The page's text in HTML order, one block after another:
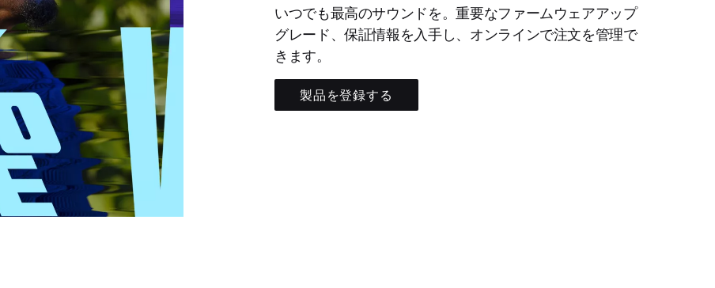
いつでも最高のサウンドを。重要なファームウェアアップ
グレード、保証情報を入手し、オンラインで注文を管理で
きます。
製品を登録する